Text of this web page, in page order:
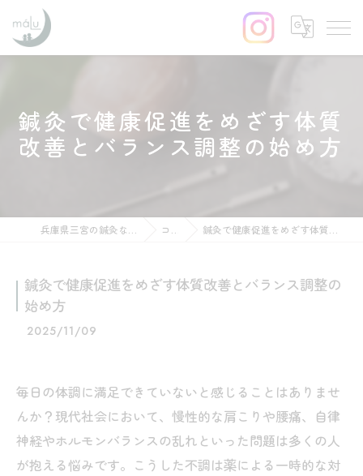
鍼灸で健康促進をめざす体質
改善とバランス調整の始め方
兵庫県三宮の鍼灸ならはりきゅう maLu コラム 鍼灸で健康促進をめざす体質改善とバランス調整の始め方
鍼灸で健康促進をめざす体質改善とバランス調整の
始め方
2025/11/09
毎日の体調に満足できていないと感じることはありませ
んか？現代社会において、慢性的な肩こりや腰痛、自律
神経やホルモンバランスの乱れといった問題は多くの人
が抱える悩みです。こうした不調は薬による一時的な対